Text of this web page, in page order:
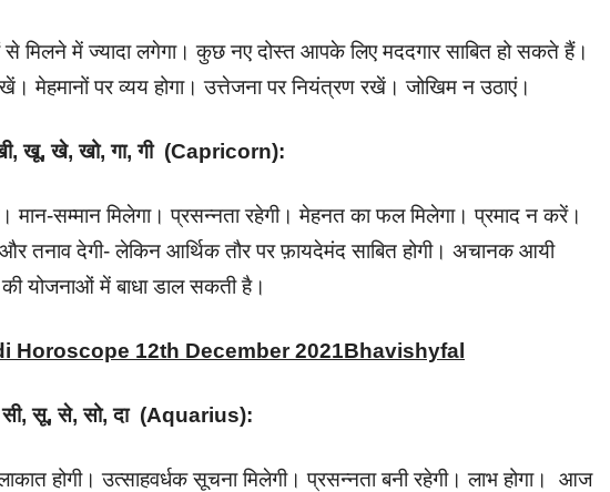
मिलने में ज्यादा लगेगा। कुछ नए दोस्त आपके लिए मददगार साबित हो सकते हैं।
मेहमानों पर व्यय होगा। उत्तेजना पर नियंत्रण रखें। जोखिम न उठाएं।
खू, खे, खो, गा, गी (Capricorn):
मान-सम्मान मिलेगा। प्रसन्नता रहेगी। मेहनत का फल मिलेगा। प्रमाद न करें।
तनाव देगी- लेकिन आर्थिक तौर पर फ़ायदेमंद साबित होगी। अचानक आयी
की योजनाओं में बाधा डाल सकती है।
Horoscope 12th December 2021Bhavishyfal
सी, सू, से, सो, दा (Aquarius):
होगी। उत्साहवर्धक सूचना मिलेगी। प्रसन्नता बनी रहेगी। लाभ होगा। आज